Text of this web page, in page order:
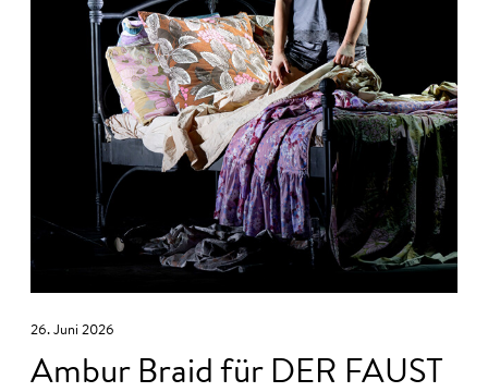
26. Juni 2026
Ambur Braid für DER FAUST